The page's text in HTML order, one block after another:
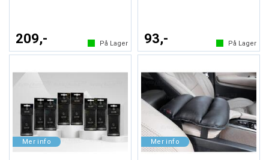
209,- På Lager 93,- På Lager